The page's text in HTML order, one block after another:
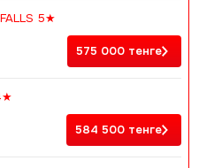
5★
575 000 тенге
584 500 тенге